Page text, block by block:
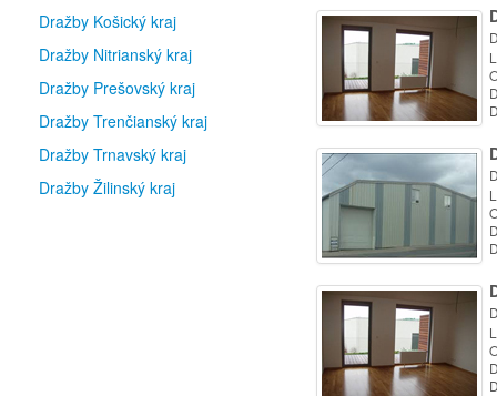
Dražby Košický kraj
Dražby Nitrianský kraj
Dražby Prešovský kraj
Dražby Trenčianský kraj
Dražby Trnavský kraj
Dražby Žilinský kraj